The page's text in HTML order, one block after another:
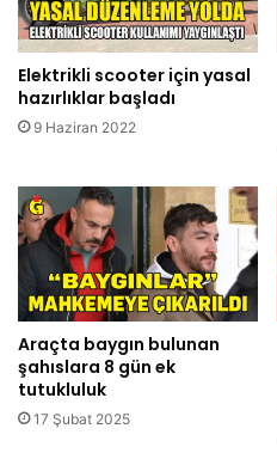
Elektrikli scooter için yasal
hazırlıklar başladı
9 Haziran 2022
Araçta baygın bulunan
şahıslara 8 gün ek
tutukluluk
17 Şubat 2025